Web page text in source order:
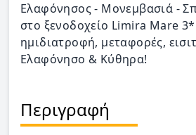
Ελαφόνησος - Μονεμβασιά -
στο ξενοδοχείο Limira Mare
ημιδιατροφή, μεταφορές,
Ελαφόνησο & Κύθηρα!
Περιγραφή